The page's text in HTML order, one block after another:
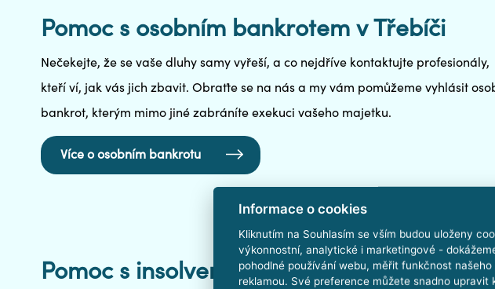
Pomoc s osobním bankrotem v Třebíči
Nečekejte, že se vaše dluhy samy vyřeší, a co nejdříve kontaktujte profesionály,
kteří ví, jak vás jich zbavit. Obraťte se na nás a my vám pomůžeme vyhlásit
bankrot, kterým mimo jiné zabráníte exekuci vašeho majetku.
Více o osobním bankrotu
Pomoc s insolvencí v Třebíči
Informace o cookies
Kliknutím na Souhlasím se vším budou uloženy
výkonnostní, analytické i marketingové -
pohodlné používání webu, měřit funkčnost
reklamou. Své preference můžete snadno upravit